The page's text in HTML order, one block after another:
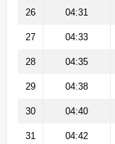
26 04:31
27 04:33
28 04:35
29 04:38
30 04:40
31 04:42